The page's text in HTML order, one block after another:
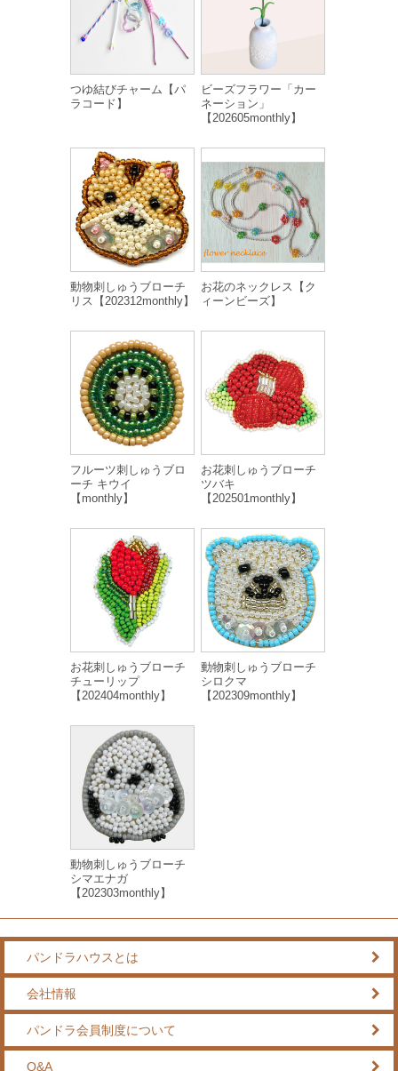
つゆ結びチャーム【パ
ラコード】
ビーズフラワー「カー
ネーション」
【202605monthly】
動物刺しゅうブローチ
リス【202312monthly】
お花のネックレス【ク
ィーンビーズ】
フルーツ刺しゅうブロ
ーチ キウイ
【monthly】
お花刺しゅうブローチ
ツバキ
【202501monthly】
お花刺しゅうブローチ
チューリップ
【202404monthly】
動物刺しゅうブローチ
シロクマ
【202309monthly】
動物刺しゅうブローチ
シマエナガ
【202303monthly】
パンドラハウスとは
会社情報
パンドラ会員制度について
Q&A